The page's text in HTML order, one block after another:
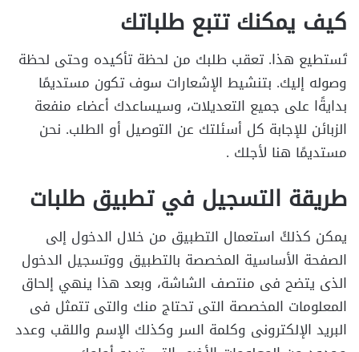
كيف يمكنك تتبع طلباتك
تَستطيع هذا. تعقب طلبك من لحظة تأكيده وحتى لحظة
وصوله إليك. بتنشيط الإشعارات سوف تكون مستديمًا
بدايةًا على جميع التعديلات، وسيساعدك أعضاء منفعة
الزبائن للإجابة كل أسئلتك عن التوصيل أو الطلب. نحن
مستديمًا هنا لأجلك .
طريقة التسجيل في تطبيق طلبات
يمكن كذلكً استعمال التطبيق من خلال الدخول إلى
الصفحة الأساسية المخصصة بالتطبيق ووتسجيل الدخول
الذى يتضح فى منتصف الشاشة، وبعد هذا ينهي إلحاق
المعلومات المخصصة التى تحتاج منك والتى تتمثل فى
البريد الإلكترونى وكلمة السر وكذلك الإسم واللقب وعدد